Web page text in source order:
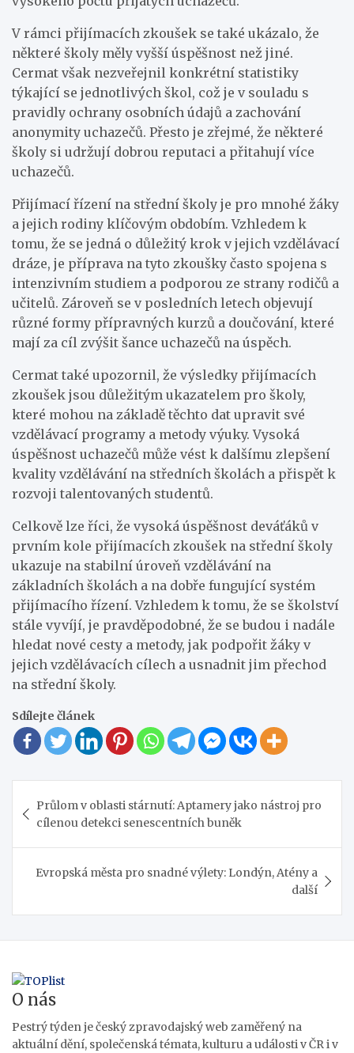
V rámci přijímacích zkoušek se také ukázalo, že
některé školy měly vyšší úspěšnost než jiné.
Cermat však nezveřejnil konkrétní statistiky
týkající se jednotlivých škol, což je v souladu s
pravidly ochrany osobních údajů a zachování
anonymity uchazečů. Přesto je zřejmé, že některé
školy si udržují dobrou reputaci a přitahují více
uchazečů.
Přijímací řízení na střední školy je pro mnohé žáky
a jejich rodiny klíčovým obdobím. Vzhledem k
tomu, že se jedná o důležitý krok v jejich vzdělávací
dráze, je příprava na tyto zkoušky často spojena s
intenzivním studiem a podporou ze strany rodičů a
učitelů. Zároveň se v posledních letech objevují
různé formy přípravných kurzů a doučování, které
mají za cíl zvýšit šance uchazečů na úspěch.
Cermat také upozornil, že výsledky přijímacích
zkoušek jsou důležitým ukazatelem pro školy,
které mohou na základě těchto dat upravit své
vzdělávací programy a metody výuky. Vysoká
úspěšnost uchazečů může vést k dalšímu zlepšení
kvality vzdělávání na středních školách a přispět k
rozvoji talentovaných studentů.
Celkově lze říci, že vysoká úspěšnost deváťáků v
prvním kole přijímacích zkoušek na střední školy
ukazuje na stabilní úroveň vzdělávání na
základních školách a na dobře fungující systém
přijímacího řízení. Vzhledem k tomu, že se školství
stále vyvíjí, je pravděpodobné, že se budou i nadále
hledat nové cesty a metody, jak podpořit žáky v
jejich vzdělávacích cílech a usnadnit jim přechod
na střední školy.
Sdílejte článek
pro
příspěvek
Průlom v oblasti stárnutí: Aptamery jako nástroj pro
cílenou detekci senescentních buněk
Evropská města pro snadné výlety: Londýn, Atény a
další
O nás
Pestrý týden je český zpravodajský web zaměřený na
aktuální dění, společenská témata, kulturu a události v ČR i v